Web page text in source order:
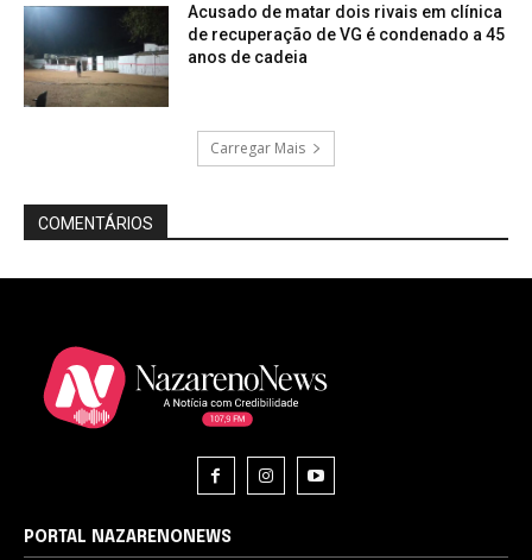
Acusado de matar dois rivais em clínica
de recuperação de VG é condenado a 45
anos de cadeia
Carregar Mais
COMENTÁRIOS
PORTAL NAZARENONEWS